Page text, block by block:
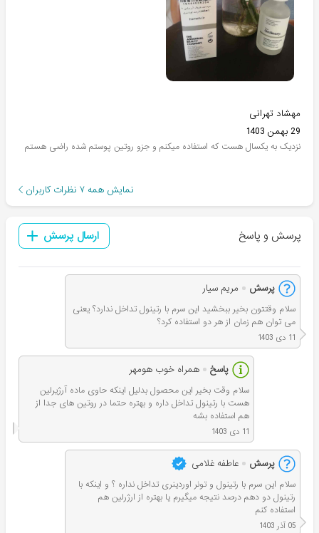
مهشاد تهرانی
29 بهمن 1403
نزدیک به یکسال هست که استفاده میکنم و جزو روتین پوستم شده راضی هستم
نمایش همه ۷ نظرات کاربران
پرسش و پاسخ ارسال پرسش
پرسش مریم سیار
سلام وقتتون بخیر ببخشید این سرم با رتینول تداخل ندارد؟ یعنی
می توان هم زمان از هر دو استفاده کرد؟
11 دی 1403
پاسخ همراه خوب هومهر
سلام وقت بخير این محصول بدلیل اینکه حاوی ماده آرژیرلین
هست با رتینول تداخل داره و بهتره حتما در روتین های جدا از
هم استفاده بشه
11 دی 1403
پرسش عاطفه غلامی
سلام این سرم با رتینول و تونر اوردینری تداخل نداره ؟ و اینکه با
رتینول دو دهم درصد نتیجه میگیرم یا بهتره از ارژرلین هم
استفاده کنم
05 آذر 1403